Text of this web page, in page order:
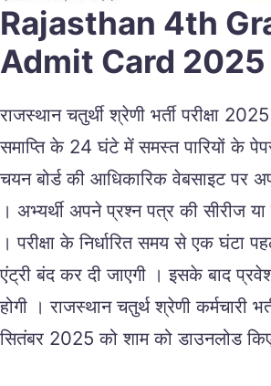
Rajasthan 4th
Admit Card 2025
राजस्थान चतुर्थी श्रेणी भर्ती परीक्षा
समाप्ति के 24 घंटे में समस्त पारियों के
चयन बोर्ड की आधिकारिक वेबसाइट पर
। अभ्यर्थी अपने प्रश्न पत्र की सीरीज
। परीक्षा के निर्धारित समय से एक घंटा
एंट्री बंद कर दी जाएगी । इसके बाद
होगी । राजस्थान चतुर्थ श्रेणी कर्मचारी
सितंबर 2025 को शाम को डाउनलोड